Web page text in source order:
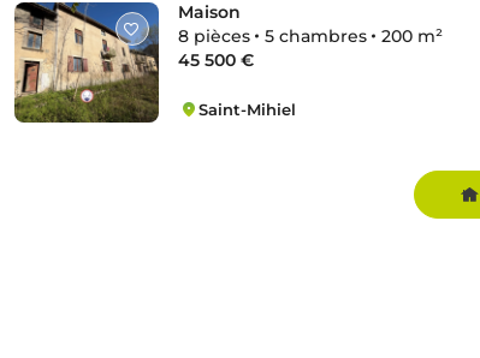
Maison
8 pièces
5 chambres
200 m²
45 500 €
Saint-Mihiel